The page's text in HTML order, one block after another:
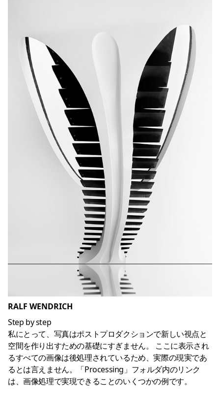
RALF WENDRICH
Step by step
私にとって、写真はポストプロダクションで新しい視点と
空間を作り出すための基礎にすぎません。 ここに表示され
るすべての画像は後処理されているため、実際の現実であ
るとは言えません。「Processing」フォルダ内のリンク
は、画像処理で実現できることのいくつかの例です。